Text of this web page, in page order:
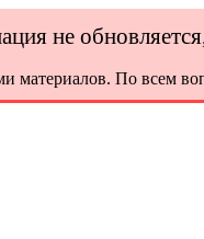
не
материалов. По всем